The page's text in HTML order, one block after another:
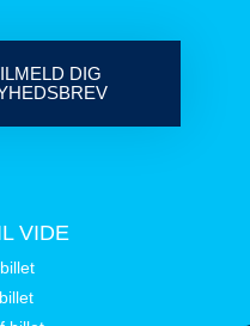
DIG
VIDE